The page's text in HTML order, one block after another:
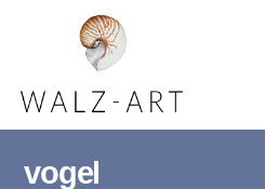
vogel